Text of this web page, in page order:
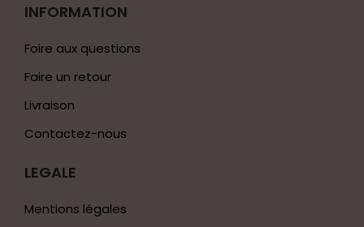
INFORMATION
Foire aux questions
Faire un retour
Livraison
Contactez-nous
LEGALE
Mentions légales